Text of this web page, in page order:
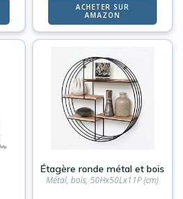
ACHETER SUR
AMAZON
Étagère ronde métal et bois
Métal, bois, 50Hx50Lx11P (cm)